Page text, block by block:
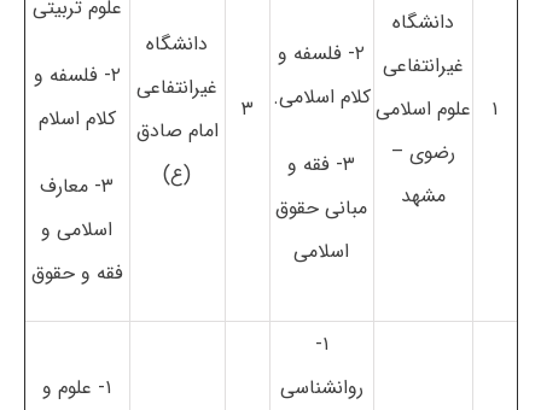
۱
دانشگاه
غیرانتفاعی
علوم اسلامی
رضوی –
مشهد
۲- فلسفه و
کلام اسلامی.
۳- فقه و
مبانی حقوق
اسلامی
۳
دانشگاه
غیرانتفاعی
امام صادق
(ع)
علوم تربیتی
۲- فلسفه و
کلام اسلام
۳- معارف
اسلامی و
فقه و حقوق
۱-
روانشناسی
۱- علوم و